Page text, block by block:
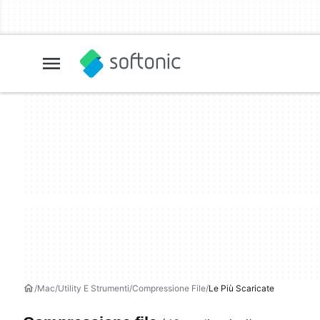
Mac Utility E Strumenti Compressione File Le Più Scaricate